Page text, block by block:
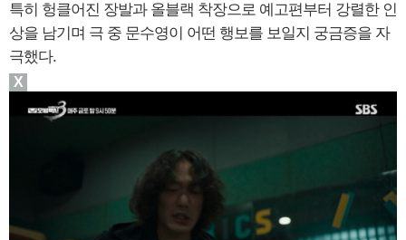
특히 헝클어진 장발과 올블랙 착장으로 예고편부터 강렬한 인
상을 남기며 극 중 문수영이 어떤 행보를 보일지 궁금증을 자
극했다.
X